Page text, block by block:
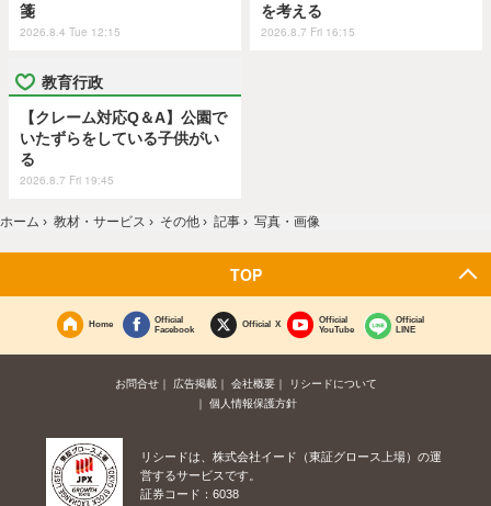
箋
2026.8.4 Tue 12:15
を考える
2026.8.7 Fri 16:15
教育行政
【クレーム対応Q＆A】公園で
いたずらをしている子供がい
る
2026.8.7 Fri 19:45
ホーム › 教材・サービス › その他 › 記事 › 写真・画像
TOP
Home
Official
Facebook
Official X
Official
YouTube
Official
LINE
お問合せ 広告掲載 会社概要
リシードについて
個人情報保護方針
リシードは、株式会社イード（東証グロース上場）の運
営するサービスです。
証券コード：6038